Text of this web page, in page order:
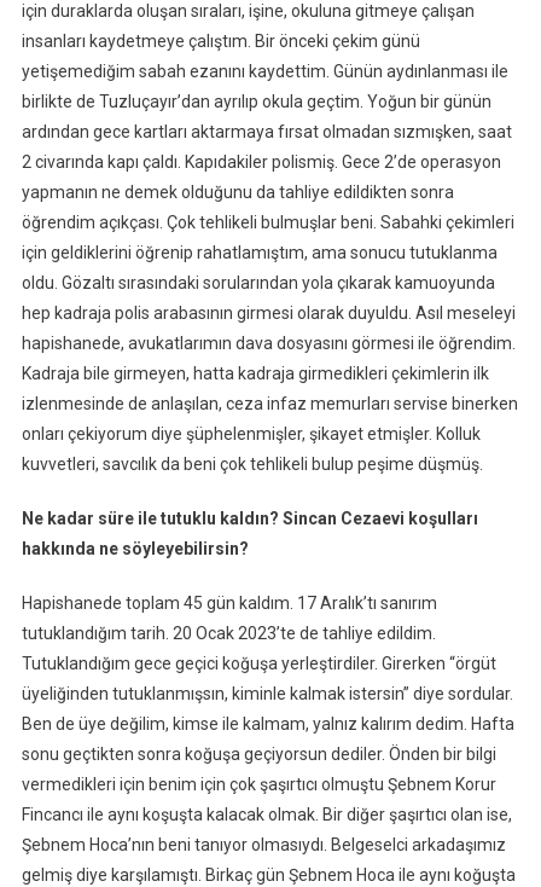
için duraklarda oluşan sıraları, işine, okuluna gitmeye çalışan
insanları kaydetmeye çalıştım. Bir önceki çekim günü
yetişemediğim sabah ezanını kaydettim. Günün aydınlanması ile
birlikte de Tuzluçayır’dan ayrılıp okula geçtim. Yoğun bir günün
ardından gece kartları aktarmaya fırsat olmadan sızmışken, saat
2 civarında kapı çaldı. Kapıdakiler polismiş. Gece 2’de operasyon
yapmanın ne demek olduğunu da tahliye edildikten sonra
öğrendim açıkçası. Çok tehlikeli bulmuşlar beni. Sabahki çekimleri
için geldiklerini öğrenip rahatlamıştım, ama sonucu tutuklanma
oldu. Gözaltı sırasındaki sorularından yola çıkarak kamuoyunda
hep kadraja polis arabasının girmesi olarak duyuldu. Asıl meseleyi
hapishanede, avukatlarımın dava dosyasını görmesi ile öğrendim.
Kadraja bile girmeyen, hatta kadraja girmedikleri çekimlerin ilk
izlenmesinde de anlaşılan, ceza infaz memurları servise binerken
onları çekiyorum diye şüphelenmişler, şikayet etmişler. Kolluk
kuvvetleri, savcılık da beni çok tehlikeli bulup peşime düşmüş.
Ne kadar süre ile tutuklu kaldın? Sincan Cezaevi koşulları
hakkında ne söyleyebilirsin?
Hapishanede toplam 45 gün kaldım. 17 Aralık’tı sanırım
tutuklandığım tarih. 20 Ocak 2023’te de tahliye edildim.
Tutuklandığım gece geçici koğuşa yerleştirdiler. Girerken “örgüt
üyeliğinden tutuklanmışsın, kiminle kalmak istersin” diye sordular.
Ben de üye değilim, kimse ile kalmam, yalnız kalırım dedim. Hafta
sonu geçtikten sonra koğuşa geçiyorsun dediler. Önden bir bilgi
vermedikleri için benim için çok şaşırtıcı olmuştu Şebnem Korur
Fincancı ile aynı koşuşta kalacak olmak. Bir diğer şaşırtıcı olan ise,
Şebnem Hoca’nın beni tanıyor olmasıydı. Belgeselci arkadaşımız
gelmiş diye karşılamıştı. Birkaç gün Şebnem Hoca ile aynı koğuşta